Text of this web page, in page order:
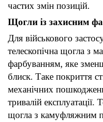
частих змін позицій.
Щогли із захисним
Для військового
телескопічна щогла з
фарбуванням, яке
блиск. Таке покриття
механічних
тривалій експлуатації.
щогла з камуфляжним